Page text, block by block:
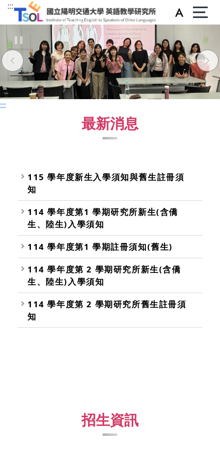
:::
:::
最新消息
115 學年度新生入學須知與舊生註冊須
知
114 學年度第1 學期研究所新生(含僑
生、陸生)入學須知
114 學年度第1 學期註冊須知(舊生)
114 學年度第 2 學期研究所新生(含僑
生、陸生)入學須知
114 學年度第 2 學期研究所舊生註冊須
知
招生資訊